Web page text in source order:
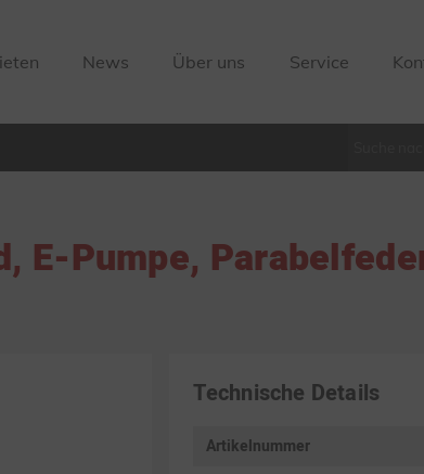
News Über uns Service
E-Pumpe,
Technische Details
Artikelnummer